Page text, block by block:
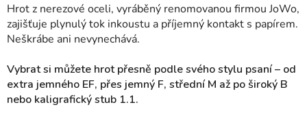
Hrot z nerezové oceli, vyráběný renomovanou firmou JoWo,
zajišťuje plynulý tok inkoustu a příjemný kontakt s papírem.
Neškrábe ani nevynechává.
Vybrat si můžete hrot přesně podle svého stylu psaní – od
extra jemného EF, přes jemný F, střední M až po široký B
nebo kaligrafický stub 1.1.